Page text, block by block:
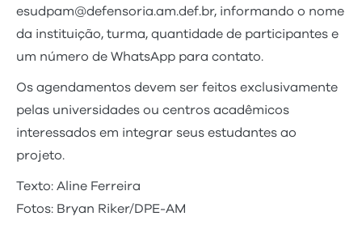
esudpam@defensoria.am.def.br, informando o nome
da instituição, turma, quantidade de participantes e
um número de WhatsApp para contato.
Os agendamentos devem ser feitos exclusivamente
pelas universidades ou centros acadêmicos
interessados em integrar seus estudantes ao
projeto.
Texto: Aline Ferreira
Fotos: Bryan Riker/DPE-AM